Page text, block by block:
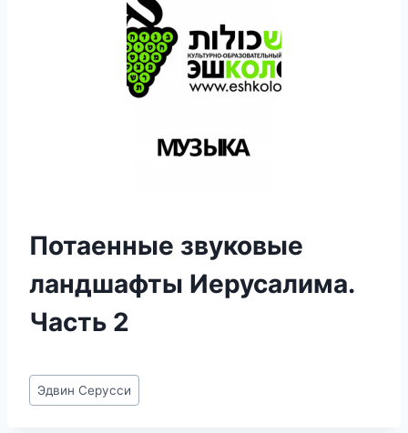
Потаенные звуковые
ландшафты Иерусалима.
Часть 2
Метки
записи:
Эдвин Серусси